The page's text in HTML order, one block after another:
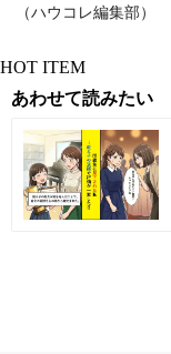
（ハウコレ編集部）
HOT ITEM
あわせて読みたい